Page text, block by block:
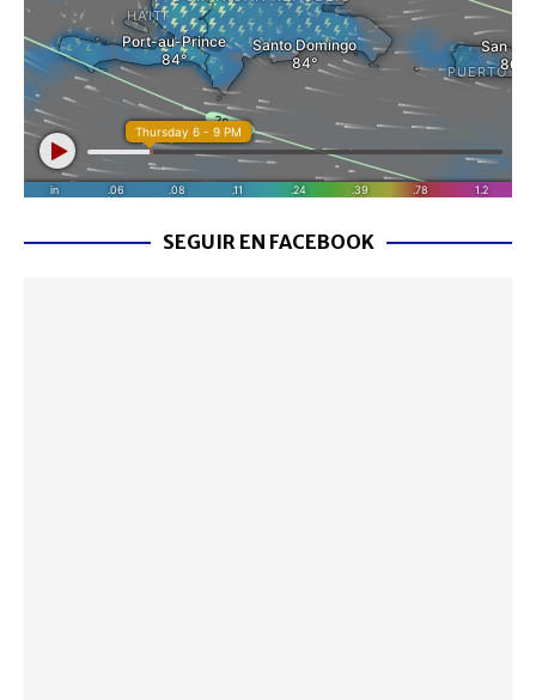
SEGUIR EN FACEBOOK